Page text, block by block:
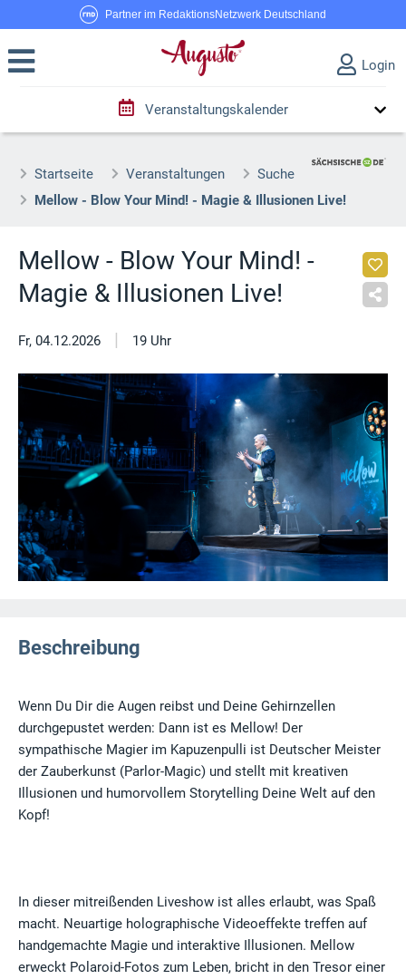
Partner im RedaktionsNetzwerk Deutschland
Login
Veranstaltungskalender
Startseite Veranstaltungen
Suche
Mellow - Blow Your Mind! - Magie & Illusionen Live!
Mellow - Blow Your Mind! -
Magie & Illusionen Live!
Fr, 04.12.2026 | 19 Uhr
Beschreibung
Wenn Du Dir die Augen reibst und Deine Gehirnzellen
durchgepustet werden: Dann ist es Mellow! Der
sympathische Magier im Kapuzenpulli ist Deutscher Meister
der Zauberkunst (Parlor-Magic) und stellt mit kreativen
Illusionen und humorvollem Storytelling Deine Welt auf den
Kopf!
In dieser mitreißenden Liveshow ist alles erlaubt, was Spaß
macht. Neuartige holographische Videoeffekte treffen auf
handgemachte Magie und interaktive Illusionen. Mellow
erweckt Polaroid-Fotos zum Leben, bricht in den Tresor einer